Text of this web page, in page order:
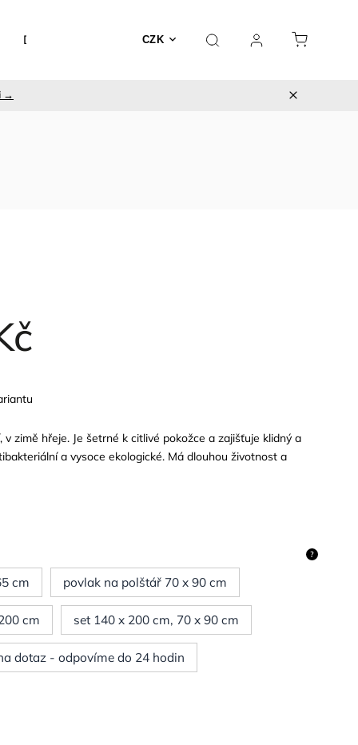
CZK
Doplňky Utěrky
→
zimě hřeje. Je šetrné k citlivé pokožce a zajišťuje klidný a
a vysoce ekologické. Má dlouhou životnost a
?
cm povlak na polštář 70 x 90 cm
cm set 140 x 200 cm, 70 x 90 cm
dotaz - odpovíme do 24 hodin